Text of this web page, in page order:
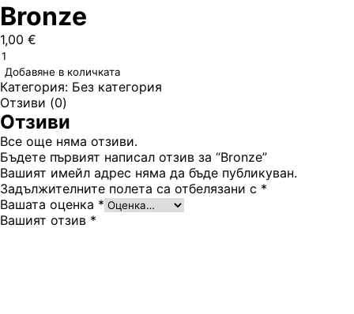
Bronze
1,00 €
Добавяне в количката
Категория: Без категория
Отзиви (0)
Отзиви
Все още няма отзиви.
Бъдете първият написал отзив за “Bronze”
Вашият имейл адрес няма да бъде публикуван.
Задължителните полета са отбелязани с *
Вашата оценка *
Вашият отзив *